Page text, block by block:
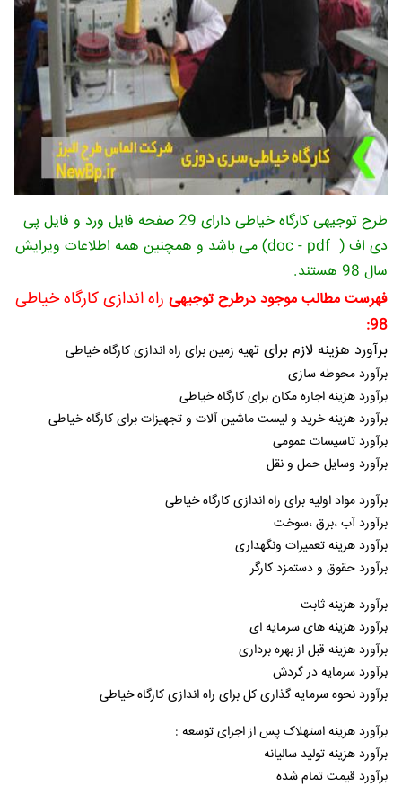
طرح توجیهی کارگاه خیاطی دارای 29 صفحه فایل ورد و فایل پی
دی اف ( doc - pdf) می باشد و همچنین همه اطلاعات ویرایش
سال 98 هستند.
فهرست مطالب موجود درطرح توجیهی راه اندازی کارگاه خیاطی
98:
برآورد هزینه لازم برای تهیه زمین برای راه اندازی کارگاه خیاطی
برآورد محوطه سازی
برآورد هزینه اجاره مکان برای کارگاه خیاطی
برآورد هزینه خرید و لیست ماشین آلات و تجهیزات برای کارگاه خیاطی
برآورد تاسیسات عمومی
برآورد وسایل حمل و نقل
برآورد مواد اولیه برای راه اندازی کارگاه خیاطی
برآورد آب ،برق ،سوخت
برآورد هزینه تعمیرات ونگهداری
برآورد حقوق و دستمزد کارگر
برآورد هزینه ثابت
برآورد هزینه های سرمایه ای
برآورد هزینه قبل از بهره برداری
برآورد سرمایه در گردش
برآورد نحوه سرمایه گذاری کل برای راه اندازی کارگاه خیاطی
برآورد هزینه استهلاک پس از اجرای توسعه :
برآورد هزینه تولید سالیانه
برآورد قیمت تمام شده